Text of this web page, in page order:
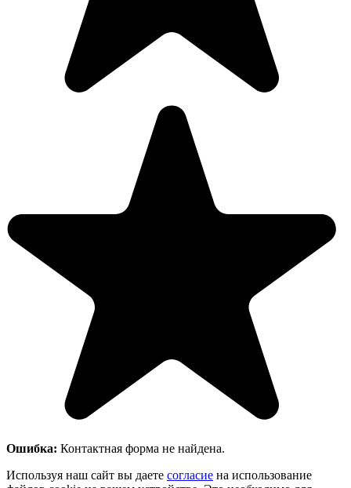
Ошибка: Контактная форма не найдена.
Используя наш сайт вы даете согласие на использование